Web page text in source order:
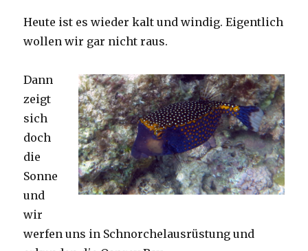
Heute ist es wieder kalt und windig. Eigentlich
wollen wir gar nicht raus.
Dann
zeigt
sich
doch
die
Sonne
und
wir
werfen uns in Schnorchelausrüstung und